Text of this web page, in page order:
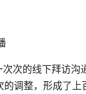
次的线下拜访沟
的调整，形成了